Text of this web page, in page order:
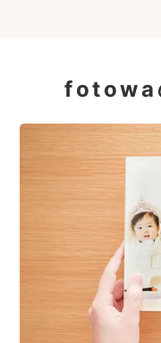
fotowa